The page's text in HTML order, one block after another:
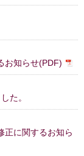
お知らせ(PDF)
た。
正に関するお知ら